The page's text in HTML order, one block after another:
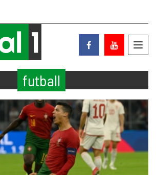
futball